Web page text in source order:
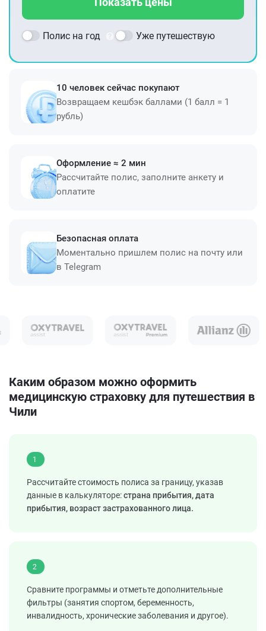
Полис на год Уже путешествую
10 человек сейчас покупают
Возвращаем кешбэк баллами (1 балл = 1
рубль)
Оформление ≈ 2 мин
Рассчитайте полис, заполните анкету и
оплатите
Безопасная оплата
Моментально пришлем полис на почту или
в Telegram
Каким образом можно оформить
медицинскую страховку для путешествия в
Чили
1
Рассчитайте стоимость полиса за границу, указав
данные в калькуляторе:страна прибытия, дата
прибытия, возраст застрахованного лица.
2
Сравните программы и отметьте дополнительные
фильтры (занятия спортом, беременность,
инвалидность, хронические заболевания и другое).